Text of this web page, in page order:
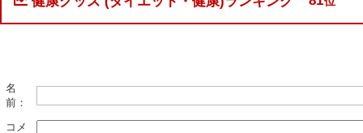
名
前：
コメ